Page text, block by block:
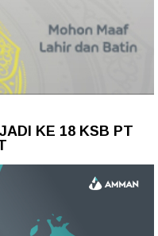
KE 18 KSB PT